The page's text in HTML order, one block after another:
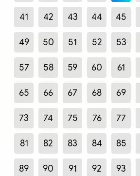
41 42 43 44 45
49 50 51 52 53
57 58 59 60 61
65 66 67 68 69
73 74 75 76 77
81 82 83 84 85
89 90 91 92 93